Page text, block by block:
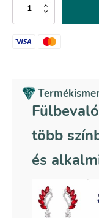
csepp
kristállyal,
több
több
és